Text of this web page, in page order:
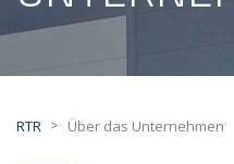
RTR > Über das Unternehmen